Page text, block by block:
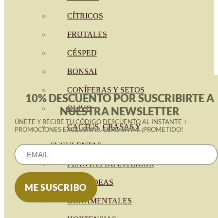
CÍTRICOS
FRUTALES
CÉSPED
BONSAI
CONÍFERAS Y SETOS
OLIVO
CACTUS, CRASAS Y
SUCULENTAS
PLANTAS DE INTERIOR
ORQUIDEAS
ORNAMENTALES
10% DESCUENTO POR SUSCRIBIRTE A
NUESTRA NEWSLETTER
ÚNETE Y RECIBE TU CÓDIGO DESCUENTO AL INSTANTE +
PROMOCIONES EXCLUSIVAS. CERO SPAM, ¡PROMETIDO!